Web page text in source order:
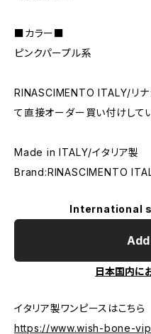
■カラー■
ピンクパープル系
RINASCIMENTO ITALY/リナ
て直接オーダー買い付けして
Made in ITALY/イタリア製
Brand:RINASCIMENTO
International
日本国内に
イタリア製ワンピースはこちら
https://www.wish-bone-